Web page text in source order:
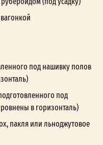
под нашивку полов
под
в горизонталь)
пакля или льноджутовое